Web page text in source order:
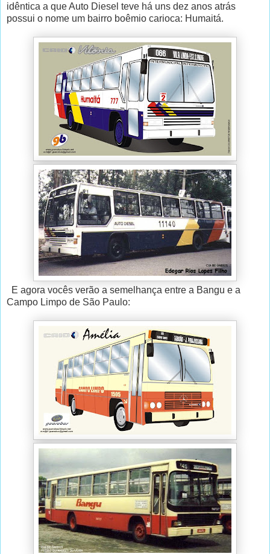
idêntica a que Auto Diesel teve há uns dez anos atrás
possui o nome um bairro boêmio carioca: Humaitá.
E agora vocês verão a semelhança entre a Bangu e a
Campo Limpo de São Paulo: